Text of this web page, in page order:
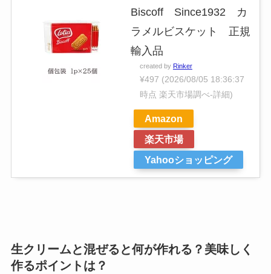
Biscoff Since1932 カ
ラメルビスケット 正規
輸入品
created by Rinker
¥497 (2026/08/05 18:36:37
時点 楽天市場調べ-詳細)
Amazon
楽天市場
Yahooショッピング
生クリームと混ぜると何が作れる？美味しく
作るポイントは？